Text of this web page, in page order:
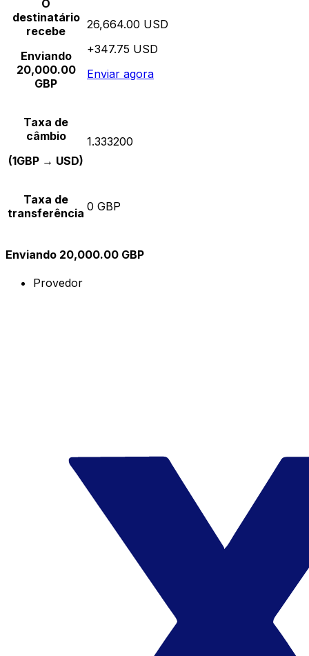
O
destinatário
recebe
Enviando
20,000.00
GBP
26,664.00 USD
+347.75 USD
Enviar agora
Taxa de
câmbio
(1GBP → USD)
1.333200
Taxa de
transferência 0 GBP
Enviando 20,000.00 GBP
Provedor